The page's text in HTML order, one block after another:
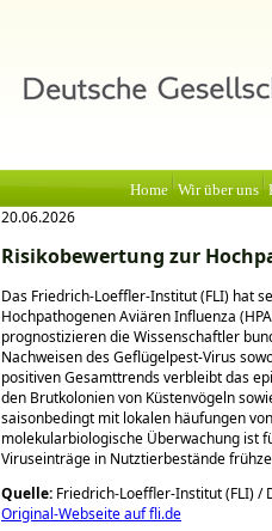
Home Wir über uns
20.06.2026
Risikobewertung zur
Das Friedrich-Loeffler-Institut (FLI) hat
Hochpathogenen Aviären Influenza
prognostizieren die Wissenschaftler
Nachweisen des Geflügelpest-Virus
positiven Gesamttrends verbleibt das
den Brutkolonien von Küstenvögeln
saisonbedingt mit lokalen häufungen
molekularbiologische Überwachung ist
Viruseinträge in Nutztierbestände
Quelle: Friedrich-Loeffler-Institut (FLI) /
Original-Webseite auf fli.de